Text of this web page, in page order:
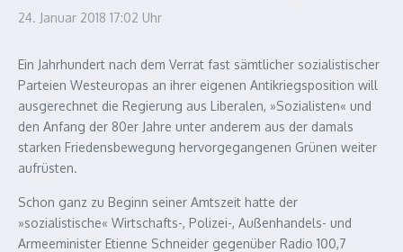
24. Januar 2018 17:02 Uhr
Ein Jahrhundert nach dem Verrat fast sämtlicher sozialistischer
Parteien Westeuropas an ihrer eigenen Antikriegsposition will
ausgerechnet die Regierung aus Liberalen, »Sozialisten« und
den Anfang der 80er Jahre unter anderem aus der damals
starken Friedensbewegung hervorgegangenen Grünen weiter
aufrüsten.
Schon ganz zu Beginn seiner Amtszeit hatte der
»sozialistische« Wirtschafts-, Polizei-, Außenhandels- und
Armeeminister Etienne Schneider gegenüber Radio 100,7